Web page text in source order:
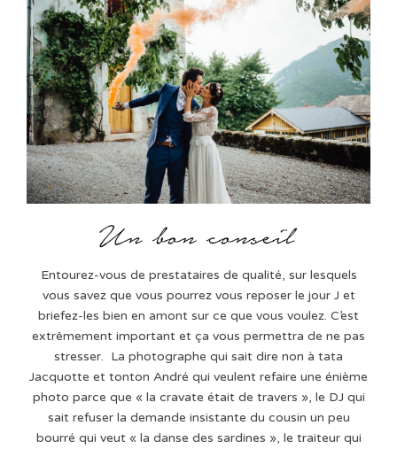
Entourez-vous de prestataires de qualité, sur lesquels
vous savez que vous pourrez vous reposer le jour J et
briefez-les bien en amont sur ce que vous voulez. C’est
extrêmement important et ça vous permettra de ne pas
stresser. La photographe qui sait dire non à tata
Jacquotte et tonton André qui veulent refaire une énième
photo parce que « la cravate était de travers », le DJ qui
sait refuser la demande insistante du cousin un peu
bourré qui veut « la danse des sardines », le traiteur qui